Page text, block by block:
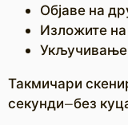
Објаве на
Изложите на
Укључивање
Такмичари
секунди—без